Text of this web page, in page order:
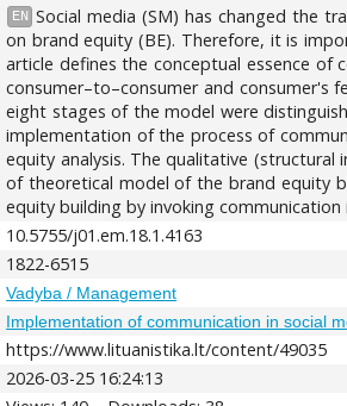
EN Social media (SM) has changed the
on brand equity (BE). Therefore, it is
article defines the conceptual essence of
consumer–to–consumer and consumer's
eight stages of the model were
implementation of the process of
equity analysis. The qualitative
of theoretical model of the brand equity
equity building by invoking
10.5755/j01.em.18.1.4163
1822-6515
Vadyba / Management
Implementation of communication in social
https://www.lituanistika.lt/content/49035
2026-03-25 16:24:13